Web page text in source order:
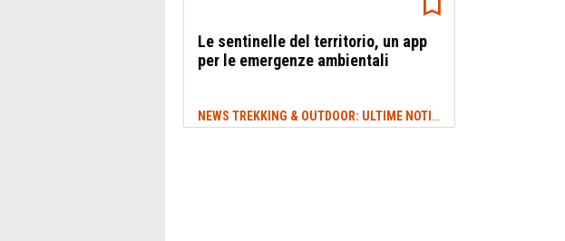
Le sentinelle del territorio, un app
per le emergenze ambientali
NEWS TREKKING & OUTDOOR: ULTIME NOTIZIE